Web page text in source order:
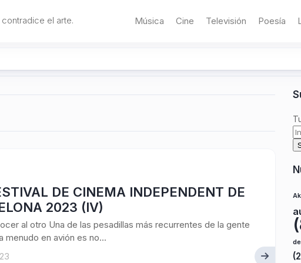
el arte. Música Cine Televisión Poesía
DE CINEMA INDEPENDENT DE
2023 (IV)
al otro Una de las pesadillas más recurrentes de la gente
menudo en avión es no...